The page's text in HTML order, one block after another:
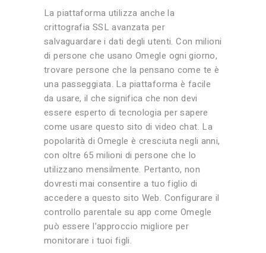
La piattaforma utilizza anche la
crittografia SSL avanzata per
salvaguardare i dati degli utenti. Con milioni
di persone che usano Omegle ogni giorno,
trovare persone che la pensano come te è
una passeggiata. La piattaforma è facile
da usare, il che significa che non devi
essere esperto di tecnologia per sapere
come usare questo sito di video chat. La
popolarità di Omegle è cresciuta negli anni,
con oltre 65 milioni di persone che lo
utilizzano mensilmente. Pertanto, non
dovresti mai consentire a tuo figlio di
accedere a questo sito Web. Configurare il
controllo parentale su app come Omegle
può essere l’approccio migliore per
monitorare i tuoi figli.